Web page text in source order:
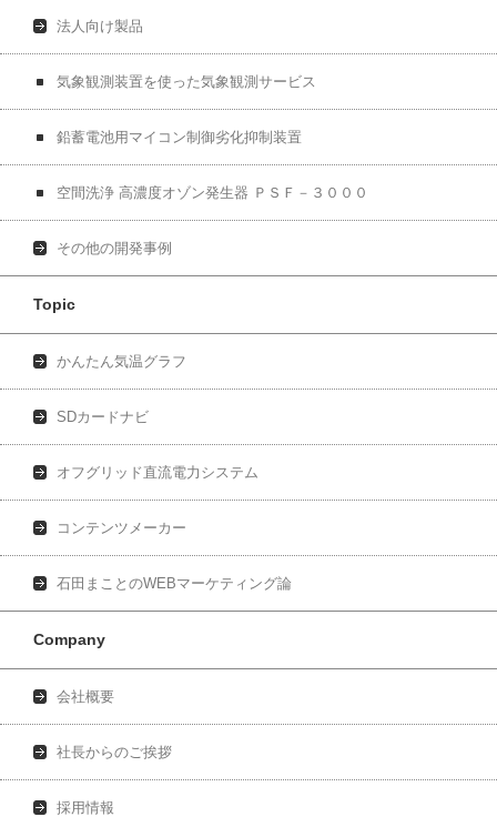
法人向け製品
気象観測装置を使った気象観測サービス
鉛蓄電池用マイコン制御劣化抑制装置
空間洗浄 高濃度オゾン発生器 ＰＳＦ－３０００
その他の開発事例
Topic
かんたん気温グラフ
SDカードナビ
オフグリッド直流電力システム
コンテンツメーカー
石田まことのWEBマーケティング論
Company
会社概要
社長からのご挨拶
採用情報